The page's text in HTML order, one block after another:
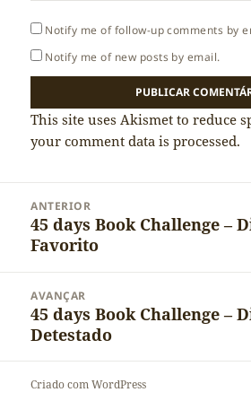
Notify me of follow-up comments by
Notify me of new posts by email.
This site uses Akismet to reduce
your comment data is processed.
artigos
ANTERIOR
Artigo
anterior:
45 days Book Challenge –
Favorito
AVANÇAR
Artigo
seguinte:
45 days Book Challenge –
Detestado
Criado com WordPress